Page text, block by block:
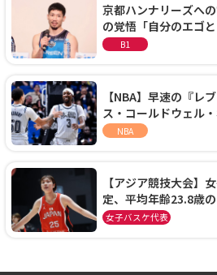
京都ハンナリーズへ
の覚悟「自分のエゴ
に、京都に来たわけで
B1
【NBA】早速の『レ
ス・コールドウェル
ーズに1年契約で加入
NBA
【アジア競技大会】
定、平均年齢23.8歳
本開催の大舞台で頂点
女子バスケ代表